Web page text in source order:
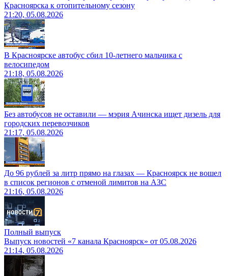
Красноярска к отопительному сезону
21:20, 05.08.2026
В Красноярске автобус сбил 10-летнего мальчика с
велосипедом
21:18, 05.08.2026
Без автобусов не оставили — мэрия Ачинска ищет дизель для
городских перевозчиков
21:17, 05.08.2026
До 96 рублей за литр прямо на глазах — Красноярск не вошел
в список регионов с отменой лимитов на АЗС
21:16, 05.08.2026
Полный выпуск
Выпуск новостей «7 канала Красноярск» от 05.08.2026
21:14, 05.08.2026